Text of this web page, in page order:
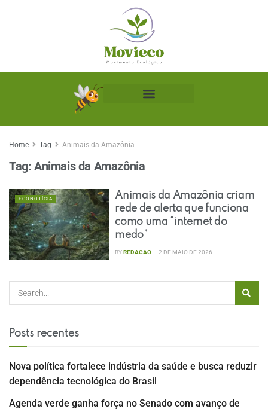
Home Tag Animais da Amazônia
Tag: Animais da Amazônia
ECONOTÍCIA
Animais da Amazônia criam
rede de alerta que funciona
como uma “internet do
medo”
BYREDACAO 2 DE MAIO DE 2026
Posts recentes
Nova política fortalece indústria da saúde e busca reduzir
dependência tecnológica do Brasil
Agenda verde ganha força no Senado com avanço de